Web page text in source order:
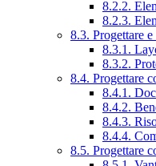
8.2.2.
8.2.3.
8.3. Progettare
8.3.1.
8.3.2.
8.4. Progettare
8.4.1.
8.4.2.
8.4.3.
8.4.4.
8.5. Progettare